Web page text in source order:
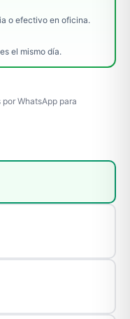
o efectivo en oficina.
el mismo día.
WhatsApp para